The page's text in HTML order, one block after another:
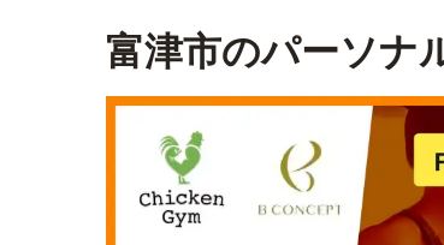
富津市のパーソナ